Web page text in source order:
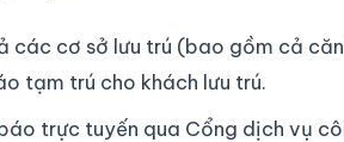
các cơ sở lưu trú (bao gồm cả
tạm trú cho khách lưu trú.
trực tuyến qua Cổng dịch vụ